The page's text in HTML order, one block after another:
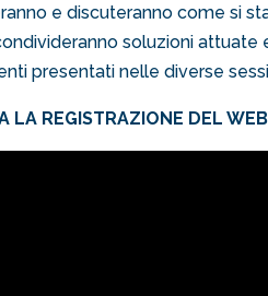
e discuteranno come si
soluzioni attuate
presentati nelle diverse
LA REGISTRAZIONE DEL